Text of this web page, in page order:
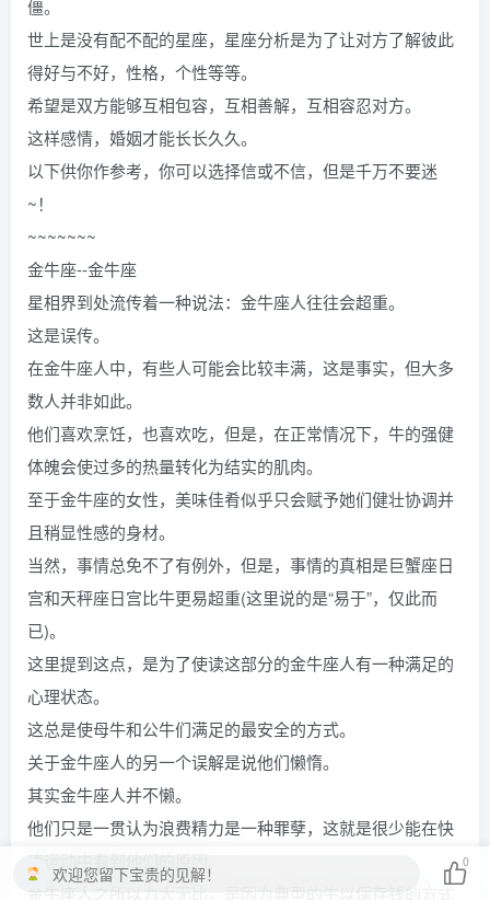
僵。
世上是没有配不配的星座，星座分析是为了让对方了解彼此
得好与不好，性格，个性等等。
希望是双方能够互相包容，互相善解，互相容忍对方。
这样感情，婚姻才能长长久久。
以下供你作参考，你可以选择信或不信，但是千万不要迷
~！
~~~~~~~
金牛座--金牛座
星相界到处流传着一种说法：金牛座人往往会超重。
这是误传。
在金牛座人中，有些人可能会比较丰满，这是事实，但大多
数人并非如此。
他们喜欢烹饪，也喜欢吃，但是，在正常情况下，牛的强健
体魄会使过多的热量转化为结实的肌肉。
至于金牛座的女性，美味佳肴似乎只会赋予她们健壮协调并
且稍显性感的身材。
当然，事情总免不了有例外，但是，事情的真相是巨蟹座日
宫和天秤座日宫比牛更易超重(这里说的是“易于”，仅此而
已)。
这里提到这点，是为了使读这部分的金牛座人有一种满足的
心理状态。
这总是使母牛和公牛们满足的最安全的方式。
关于金牛座人的另一个误解是说他们懒惰。
其实金牛座人并不懒。
他们只是一贯认为浪费精力是一种罪孽，这就是很少能在快
速运动中看到他们的原因。
金牛座人之所以力大无比，是因为典型的牛以保存钱的方式
欢迎您留下宝贵的见解！
0